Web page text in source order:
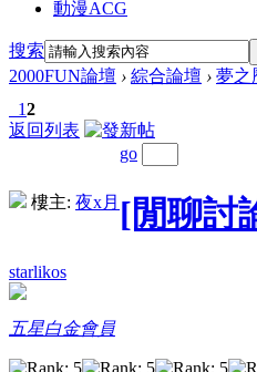
動漫ACG
搜索
2000FUN論壇 › 綜合論壇 › 夢之
12
返回列表
樓主: 夜x月
go
[閒聊討
starlikos
五星白金會員